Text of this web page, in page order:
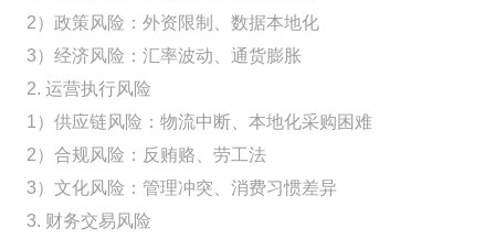
2）政策风险：外资限制、数据本地化
3）经济风险：汇率波动、通货膨胀
2. 运营执行风险
1）供应链风险：物流中断、本地化采购困难
2）合规风险：反贿赂、劳工法
3）文化风险：管理冲突、消费习惯差异
3. 财务交易风险